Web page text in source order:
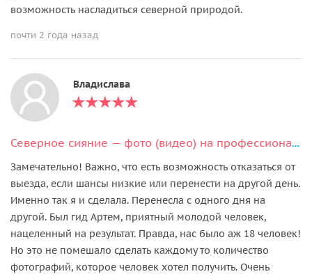
возможность насладиться северной природой.
почти 2 года назад
Владислава
Северное сияние — фото (видео) на профессиональный фотоаппарат
Замечательно! Важно, что есть возможность отказаться от
выезда, если шансы низкие или перенести на другой день.
Именно так я и сделала. Перенесла с одного дня на
другой. Был гид Артем, приятный молодой человек,
нацеленный на результат. Правда, нас было аж 18 человек!
Но это не помешало сделать каждому то количество
фотографий, которое человек хотел получить. Очень